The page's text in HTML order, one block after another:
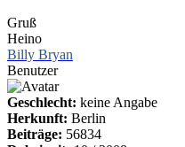
Gruß
Heino
Billy Bryan
Benutzer
Geschlecht: keine Angabe
Herkunft: Berlin
Beiträge: 56834